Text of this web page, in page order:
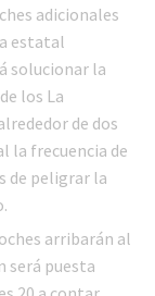
adicionales
estatal
solucionar la
los La
de dos
la frecuencia de
de peligrar la
arribarán al
será puesta